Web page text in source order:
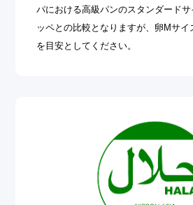
パにおける高級パンのスタンダード
ッペとの比較となりますが、卵Mサイ
を目安としてください。